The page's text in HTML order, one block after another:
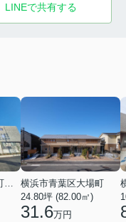
LINEで共有する
横浜市青葉区大場町
24.80坪 (82.00㎡)
31.6万円